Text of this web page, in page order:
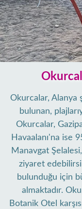
Okurcalar, Alanya
bulunan,
Okurcalar,
Havaalanı'na ise
Manavgat
ziyaret
bulunduğu için
almaktadır.
Botanik Otel